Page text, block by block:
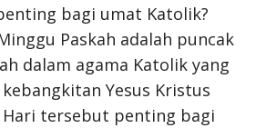
bagi umat Katolik?
Paskah adalah puncak
dalam agama Katolik yang
Yesus Kristus
tersebut penting bagi